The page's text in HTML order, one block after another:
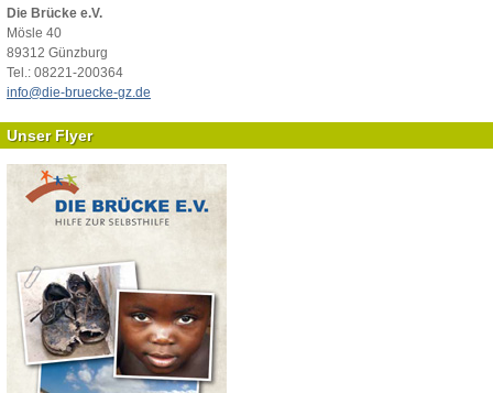
Die Brücke e.V.
Mösle 40
89312 Günzburg
Tel.: 08221-200364
info@die-bruecke-gz.de
Unser Flyer